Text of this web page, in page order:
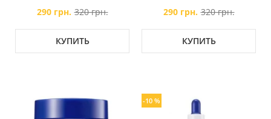
290 грн. 320 грн.
КУПИТЬ
290 грн. 320 грн.
КУПИТЬ
-10 %